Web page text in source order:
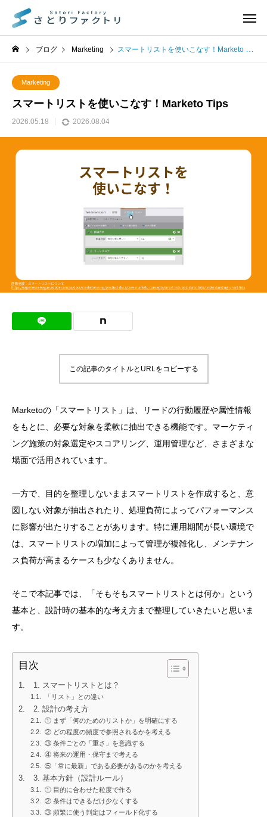
ブログ Marketing スマートリストを使いこなす！Marketo Tips
Marketing
スマートリストを使いこなす！Marketo Tips
2026.05.18 2026.08.04
この記事のタイトルとURLをコピーする
Marketoの「スマートリスト」は、リードの行動履歴や属性情報
をもとに、必要な対象を柔軟に抽出できる機能です。マーケティ
ング施策の対象選定やスコアリング、運用管理など、さまざまな
場面で活用されています。
一方で、目的を整理しないままスマートリストを作成すると、意
図しない対象が抽出されたり、処理負荷によってパフォーマンス
に影響が出たりすることがあります。特に運用期間が長い環境で
は、スマートリストの増加によって管理が複雑化し、メンテナン
ス負荷が高まるケースも少なくありません。
そこで本記事では、「そもそもスマートリストとは何か」という
基本と、設計時の基本的な考え方まで整理していきたいと思いま
す。
目次
1. スマートリストとは？
「リスト」との違い
2. 設計の考え方
① まず「何のためのリストか」を明確にする
② どの程度の頻度で参照されるかを考える
③ 条件ごとの「重さ」を意識する
④ 将来の運用・保守まで考える
⑤「常に最新」である必要があるのかを考える
3. 基本方針（設計ルール）
① 目的に合わせた粒度で作る
② 条件はできるだけ少なくする
③ 頻繁に使う判定はフィールド化する